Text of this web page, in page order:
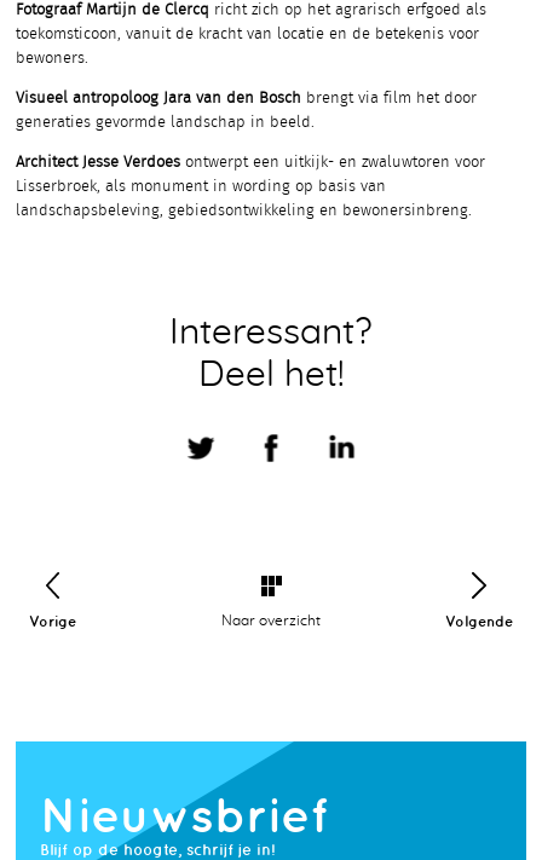
Fotograaf Martijn de Clercq richt zich op het agrarisch erfgoed als
toekomsticoon, vanuit de kracht van locatie en de betekenis voor
bewoners.
Visueel antropoloog Jara van den Bosch brengt via film het door
generaties gevormde landschap in beeld.
Architect Jesse Verdoes ontwerpt een uitkijk- en zwaluwtoren voor
Lisserbroek, als monument in wording op basis van
landschapsbeleving, gebiedsontwikkeling en bewonersinbreng.
Interessant?
Deel het!
Vorige Naar overzicht Volgende
Nieuwsbrief
Blijf op de hoogte, schrijf je in!